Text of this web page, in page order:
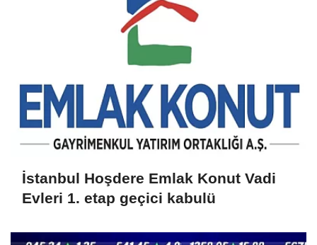
İstanbul Hoşdere Emlak Konut Vadi
Evleri 1. etap geçici kabulü